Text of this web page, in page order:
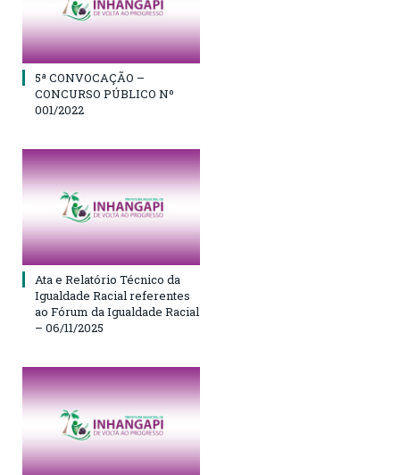
5ª CONVOCAÇÃO –
CONCURSO PÚBLICO Nº
001/2022
Ata e Relatório Técnico da
Igualdade Racial referentes
ao Fórum da Igualdade Racial
– 06/11/2025